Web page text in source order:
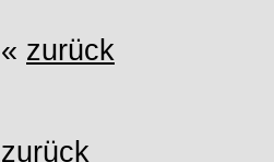
« zurück
zurück